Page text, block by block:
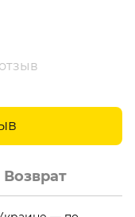
Возврат